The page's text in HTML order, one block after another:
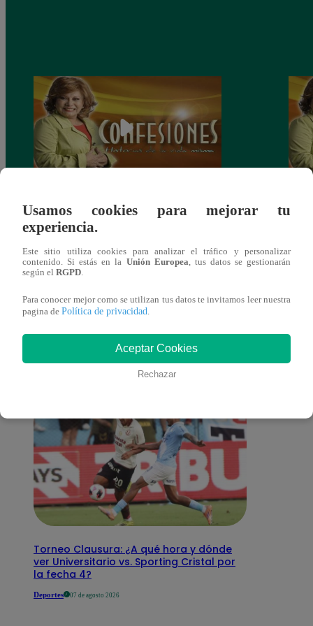
Confesiones: “La Herencia” – capítulo del
Domingo 01 de junio
También te puede
interesar
Torneo Clausura: ¿A qué hora y dónde
ver Universitario vs. Sporting Cristal por
la fecha 4?
Deportes 07 de agosto 2026
Usamos cookies para mejorar tu
experiencia.
Este sitio utiliza cookies para analizar el tráfico y personalizar
contenido. Si estás en la Unión Europea, tus datos se gestionarán
según el RGPD.
Para conocer mejor como se utilizan tus datos te invitamos leer nuestra
pagina de Política de privacidad.
Aceptar Cookies
Rechazar